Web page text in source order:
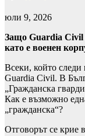
юли 9, 2026
Защо Guardia Civil
като е военен
Всеки, който
Guardia Civil. В
„Гражданска
Как е възможно
„гражданска“?
Отговорът се крие